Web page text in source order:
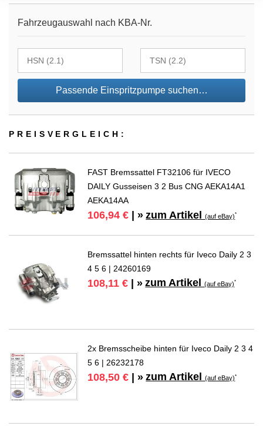
Fahrzeugauswahl nach KBA-Nr.
Passende Einspritzpumpe suchen…
PREIS­VER­GLEICH:
FAST Bremssattel FT32106 für IVECO
DAILY Gusseisen 3 2 Bus CNG AEKA14A1
AEKA14AA
106,94 € | » zum Artikel(auf eBay)*
Bremssattel hinten rechts für Iveco Daily 2 3
4 5 6 | 24260169
108,11 € | » zum Artikel(auf eBay)*
2x Bremsscheibe hinten für Iveco Daily 2 3 4
5 6 | 26232178
108,50 € | » zum Artikel(auf eBay)*